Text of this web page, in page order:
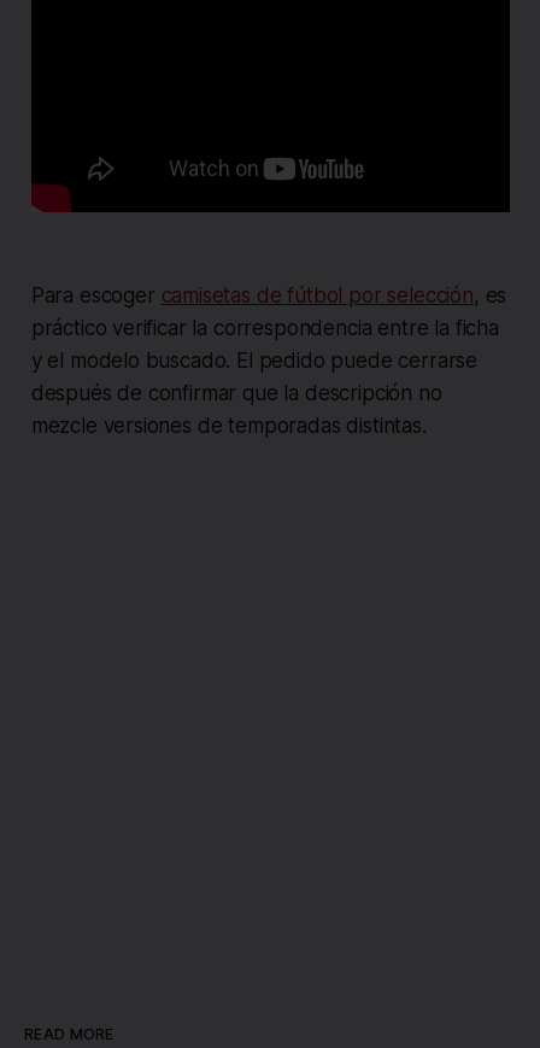
Para escoger camisetas de fútbol por selección, es
práctico verificar la correspondencia entre la ficha
y el modelo buscado. El pedido puede cerrarse
después de confirmar que la descripción no
mezcle versiones de temporadas distintas.
READ MORE